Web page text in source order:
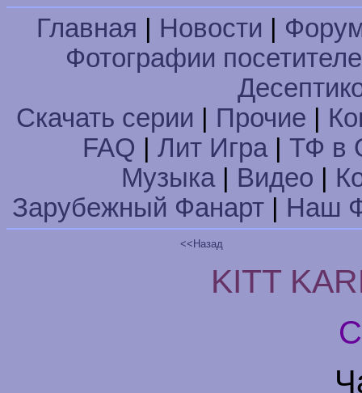
Главная Новости
Фотографии
Скачать серии
Прочие
FAQ
Лит Игра| ТФ в
Музыка| Видео
Зарубежный Фанарт
Наш
<<Назад
KITT